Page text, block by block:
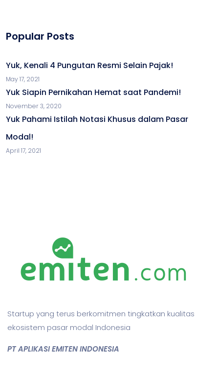
Popular Posts
Yuk, Kenali 4 Pungutan Resmi Selain Pajak!
May 17, 2021
Yuk Siapin Pernikahan Hemat saat Pandemi!
November 3, 2020
Yuk Pahami Istilah Notasi Khusus dalam Pasar
Modal!
April 17, 2021
Startup yang terus berkomitmen tingkatkan kualitas
ekosistem pasar modal Indonesia
PT APLIKASI EMITEN INDONESIA